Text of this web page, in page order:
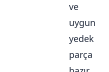
ve
uygun
yedek
parça